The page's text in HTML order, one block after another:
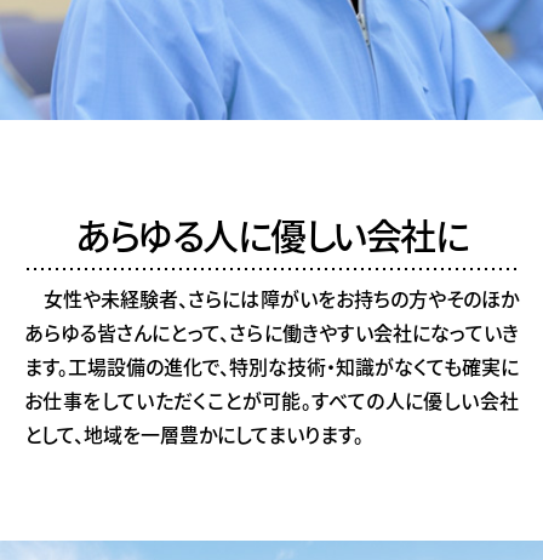
あらゆる人に優しい会社に
女性や未経験者、さらには障がいをお持ちの方やそのほか
あらゆる皆さんにとって、さらに働きやすい会社になっていき
ます。工場設備の進化で、特別な技術・知識がなくても確実に
お仕事をしていただくことが可能。すべての人に優しい会社
として、地域を一層豊かにしてまいります。